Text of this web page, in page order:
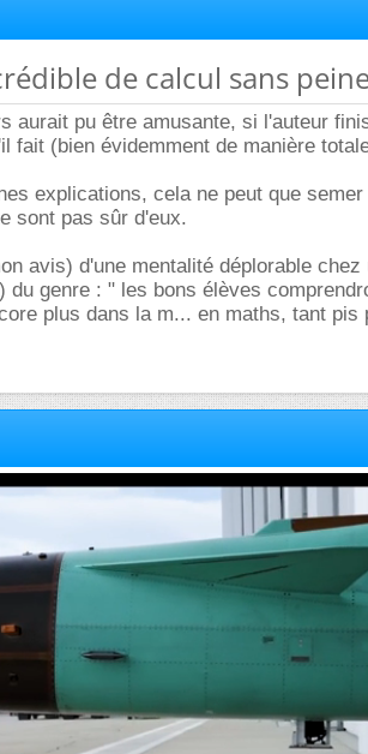
de calcul sans
aurait pu être amusante, si l'auteur
fait (bien évidemment de manière
explications, cela ne peut que
sont pas sûr d'eux.
avis) d'une mentalité déplorable chez
du genre : " les bons élèves
plus dans la m... en maths, tant pis